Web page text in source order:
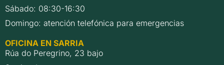
Sábado: 08:30-16:30
Domingo: atención telefónica para emergencias
OFICINA EN SARRIA
Rúa do Peregrino, 23 bajo